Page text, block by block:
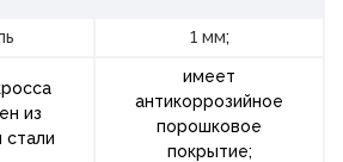
1 мм;
из
стали
имеет
антикоррозийное
порошковое
покрытие;